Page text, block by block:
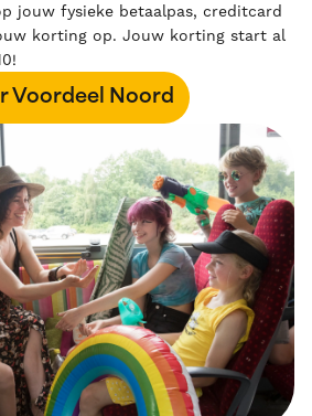
jouw fysieke betaalpas, creditcard
korting op. Jouw korting start al
Voordeel Noord